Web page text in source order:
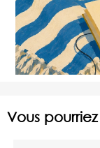
Vous